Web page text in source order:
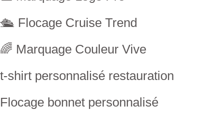
🛳 Flocage Cruise Trend
🌈 Marquage Couleur Vive
t-shirt personnalisé restauration
Flocage bonnet personnalisé